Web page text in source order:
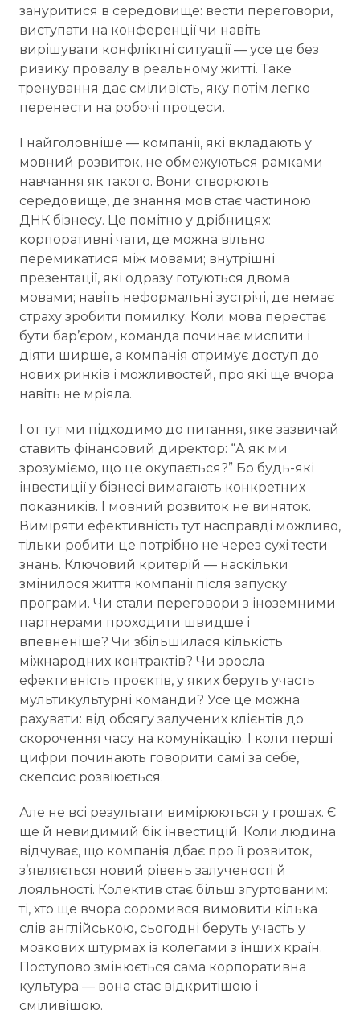
зануритися в середовище: вести переговори,
виступати на конференції чи навіть
вирішувати конфліктні ситуації — усе це без
ризику провалу в реальному житті. Таке
тренування дає сміливість, яку потім легко
перенести на робочі процеси.
І найголовніше — компанії, які вкладають у
мовний розвиток, не обмежуються рамками
навчання як такого. Вони створюють
середовище, де знання мов стає частиною
ДНК бізнесу. Це помітно у дрібницях:
корпоративні чати, де можна вільно
перемикатися між мовами; внутрішні
презентації, які одразу готуються двома
мовами; навіть неформальні зустрічі, де немає
страху зробити помилку. Коли мова перестає
бути бар’єром, команда починає мислити і
діяти ширше, а компанія отримує доступ до
нових ринків і можливостей, про які ще вчора
навіть не мріяла.
І от тут ми підходимо до питання, яке зазвичай
ставить фінансовий директор: “А як ми
зрозуміємо, що це окупається?” Бо будь-які
інвестиції у бізнесі вимагають конкретних
показників. І мовний розвиток не виняток.
Виміряти ефективність тут насправді можливо,
тільки робити це потрібно не через сухі тести
знань. Ключовий критерій — наскільки
змінилося життя компанії після запуску
програми. Чи стали переговори з іноземними
партнерами проходити швидше і
впевненіше? Чи збільшилася кількість
міжнародних контрактів? Чи зросла
ефективність проєктів, у яких беруть участь
мультикультурні команди? Усе це можна
рахувати: від обсягу залучених клієнтів до
скорочення часу на комунікацію. І коли перші
цифри починають говорити самі за себе,
скепсис розвіюється.
Але не всі результати вимірюються у грошах. Є
ще й невидимий бік інвестицій. Коли людина
відчуває, що компанія дбає про її розвиток,
з’являється новий рівень залученості й
лояльності. Колектив стає більш згуртованим:
ті, хто ще вчора соромився вимовити кілька
слів англійською, сьогодні беруть участь у
мозкових штурмах із колегами з інших країн.
Поступово змінюється сама корпоративна
культура — вона стає відкритішою і
сміливішою.